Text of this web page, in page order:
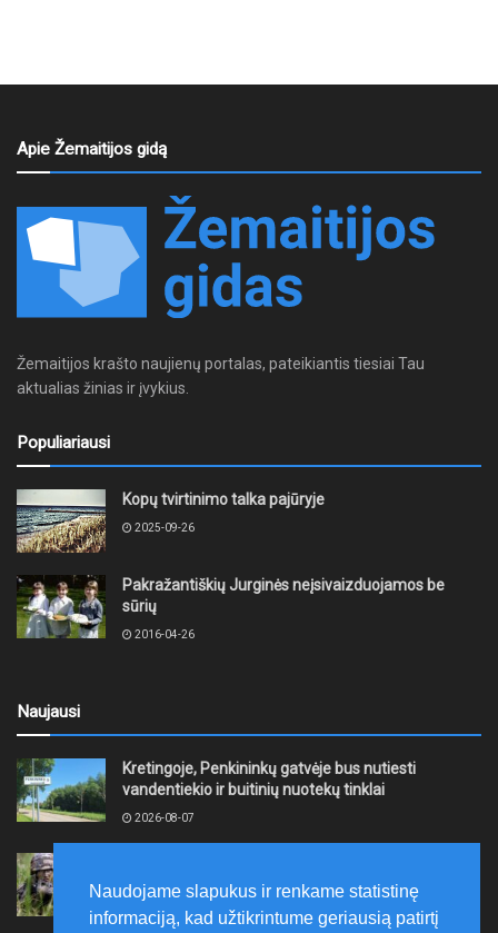
Apie Žemaitijos gidą
Žemaitijos krašto naujienų portalas, pateikiantis tiesiai Tau
aktualias žinias ir įvykius.
Populiariausi
Kopų tvirtinimo talka pajūryje
2025-09-26
Pakražantiškių Jurginės neįsivaizduojamos be
sūrių
2016-04-26
Naujausi
Kretingoje, Penkininkų gatvėje bus nutiesti
vandentiekio ir buitinių nuotekų tinklai
2026-08-07
rinktinė vykdys karines pratybas
2026-08-07
Naudojame slapukus ir renkame statistinę
informaciją, kad užtikrintume geriausią patirtį